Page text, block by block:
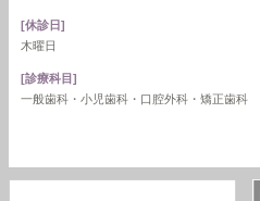
[休診日]
木曜日
[診療科目]
一般歯科・小児歯科・口腔外科・矯正歯科